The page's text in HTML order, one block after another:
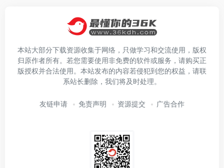
本站大部分下载资源收集于网络，只做学习和交流使用，版权
归原作者所有。若您需要使用非免费的软件或服务，请购买正
版授权并合法使用。本站发布的内容若侵犯到您的权益，请联
系站长删除，我们将及时处理。
友链申请 免责声明 资源提交 广告合作